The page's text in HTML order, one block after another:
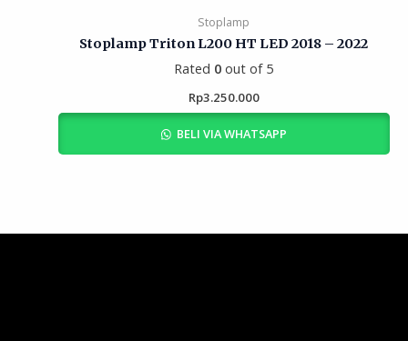
Stoplamp
Stoplamp Triton L200 HT LED 2018 – 2022
Rated 0 out of 5
Rp3.250.000
BELI VIA WHATSAPP